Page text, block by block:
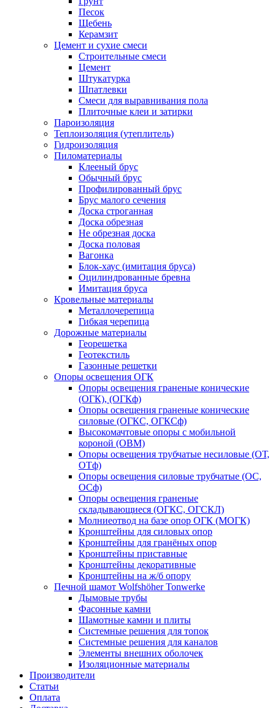
Песок
Щебень
Керамзит
Цемент и сухие смеси
Строительные смеси
Цемент
Штукатурка
Шпатлевки
Смеси для выравнивания пола
Плиточные клеи и затирки
Пароизоляция
Теплоизоляция (утеплитель)
Гидроизоляция
Пиломатериалы
Клееный брус
Обычный брус
Профилированный брус
Брус малого сечения
Доска строганная
Доска обрезная
Не обрезная доска
Доска половая
Вагонка
Блок-хаус (имитация бруса)
Оцилиндрованные бревна
Имитация бруса
Кровельные материалы
Металлочерепица
Гибкая черепица
Дорожные материалы
Георешетка
Геотекстиль
Газонные решетки
Опоры освещения ОГК
Опоры освещения граненые конические
(ОГК), (ОГКф)
Опоры освещения граненые конические
силовые (ОГКС, ОГКСф)
Высокомачтовые опоры с мобильной
короной (ОВМ)
Опоры освещения трубчатые несиловые (ОТ,
ОТф)
Опоры освещения силовые трубчатые (ОС,
ОСф)
Опоры освещения граненые
складывающиеся (ОГКС, ОГСКЛ)
Молниеотвод на базе опор ОГК (МОГК)
Кронштейны для силовых опор
Кронштейны для гранёных опор
Кронштейны приставные
Кронштейны декоративные
Кронштейны на ж/б опору
Печной шамот Wolfshöher Tonwerke
Дымовые трубы
Фасонные камни
Шамотные камни и плиты
Системные решения для топок
Системные решения для каналов
Элементы внешних оболочек
Изоляционные материалы
Производители
Статьи
Оплата